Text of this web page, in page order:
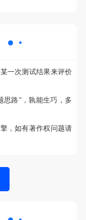
一次测试结果来评价
思路”，孰能生巧，多
，如有著作权问题请